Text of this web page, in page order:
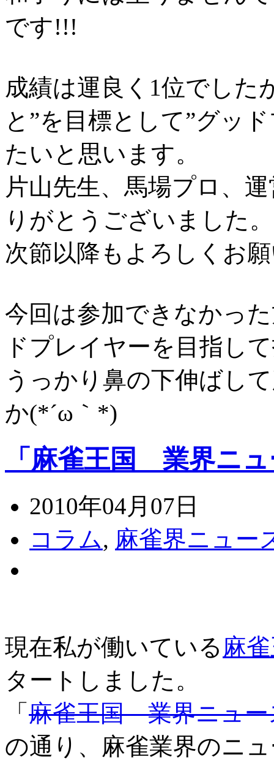
です!!!
成績は運良く1位でした
と”を目標として”グッ
たいと思います。
片山先生、馬場プロ、
りがとうございました。
次節以降もよろしくお
今回は参加できなかっ
ドプレイヤーを目指し
うっかり鼻の下伸ばし
か(*´ω｀*)
「麻雀王国 業界ニ
2010年04月07日
コラム, 麻雀界ニュー
現在私が働いている 麻
タートしました。
「 麻雀王国 業界ニュー
の通り、麻雀業界のニ